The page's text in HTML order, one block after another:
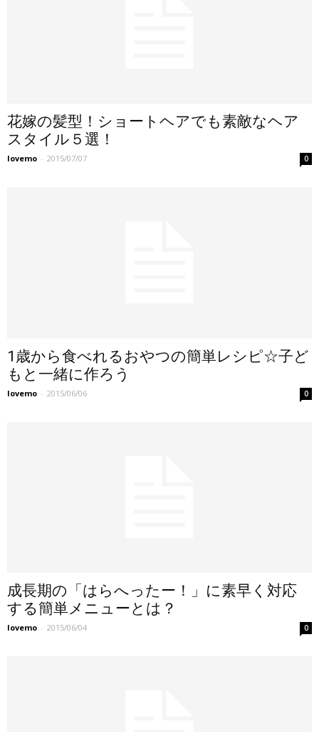
花嫁の髪型！ショートヘアでも素敵なヘア
スタイル５選！
lovemo - 2015/07/07 0
1歳から食べれるおやつの簡単レシピ☆子ど
もと一緒に作ろう
lovemo - 2015/06/06 0
成長期の「はらへったー！」に素早く対応
する簡単メニューとは？
lovemo - 2015/06/04 0